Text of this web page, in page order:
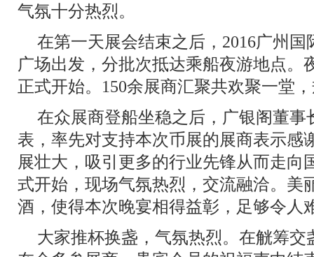
气氛十分热烈。
在第一天展会结束之后，2016广州
广场出发，分批次抵达乘船夜游地点。
正式开始。150余展商汇聚共欢聚一堂
在众展商登船坐稳之后，广银阁董
表，率先对支持本次币展的展商表示感
展壮大，吸引更多的行业先锋从而走向
式开始，现场气氛热烈，交流融洽。美
酒，使得本次晚宴相得益彰，足够令人
大家推杯换盏，气氛热烈。在觥筹